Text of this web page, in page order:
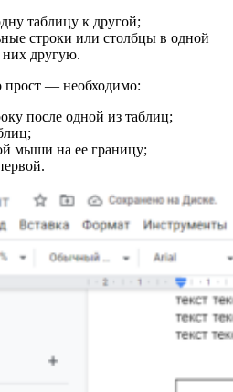
таблицу к другой;
строки или столбцы в одной
них другую.
прост — необходимо:
после одной из таблиц;
мыши на ее границу;